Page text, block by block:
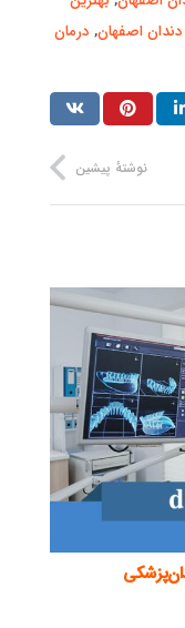
, درمان
نوشتهٔ پیشین